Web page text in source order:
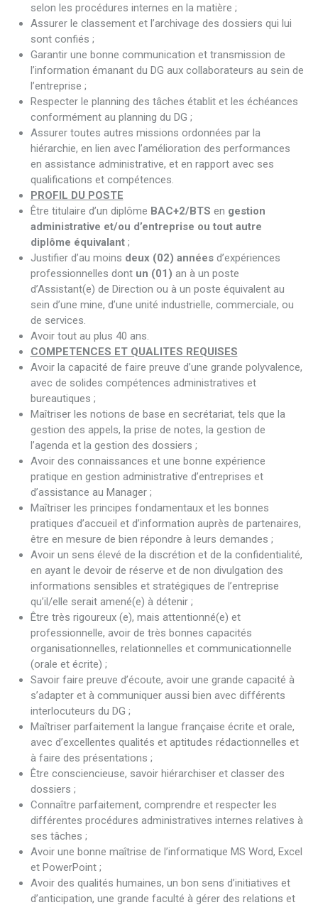
selon les procédures internes en la matière ;
Assurer le classement et l’archivage des dossiers qui lui
sont confiés ;
Garantir une bonne communication et transmission de
l’information émanant du DG aux collaborateurs au sein de
l’entreprise ;
Respecter le planning des tâches établit et les échéances
conformément au planning du DG ;
Assurer toutes autres missions ordonnées par la
hiérarchie, en lien avec l’amélioration des performances
en assistance administrative, et en rapport avec ses
qualifications et compétences.
PROFIL DU POSTE
Être titulaire d’un diplôme BAC+2/BTS en gestion
administrative et/ou d’entreprise ou tout autre
diplôme équivalant;
Justifier d’au moins deux (02) annéesd’expériences
professionnelles dont un (01) an à un poste
d’Assistant(e) de Direction ou à un poste équivalent au
sein d’une mine, d’une unité industrielle, commerciale, ou
de services.
Avoir tout au plus 40 ans.
COMPETENCES ET QUALITES REQUISES
Avoir la capacité de faire preuve d’une grande polyvalence,
avec de solides compétences administratives et
bureautiques ;
Maîtriser les notions de base en secrétariat, tels que la
gestion des appels, la prise de notes, la gestion de
l’agenda et la gestion des dossiers ;
Avoir des connaissances et une bonne expérience
pratique en gestion administrative d’entreprises et
d’assistance au Manager ;
Maîtriser les principes fondamentaux et les bonnes
pratiques d’accueil et d’information auprès de partenaires,
être en mesure de bien répondre à leurs demandes ;
Avoir un sens élevé de la discrétion et de la confidentialité,
en ayant le devoir de réserve et de non divulgation des
informations sensibles et stratégiques de l’entreprise
qu’il/elle serait amené(e) à détenir ;
Être très rigoureux (e), mais attentionné(e) et
professionnelle, avoir de très bonnes capacités
organisationnelles, relationnelles et communicationnelle
(orale et écrite) ;
Savoir faire preuve d’écoute, avoir une grande capacité à
s’adapter et à communiquer aussi bien avec différents
interlocuteurs du DG ;
Maîtriser parfaitement la langue française écrite et orale,
avec d’excellentes qualités et aptitudes rédactionnelles et
à faire des présentations ;
Être consciencieuse, savoir hiérarchiser et classer des
dossiers ;
Connaître parfaitement, comprendre et respecter les
différentes procédures administratives internes relatives à
ses tâches ;
Avoir une bonne maîtrise de l’informatique MS Word, Excel
et PowerPoint ;
Avoir des qualités humaines, un bon sens d’initiatives et
d’anticipation, une grande faculté à gérer des relations et